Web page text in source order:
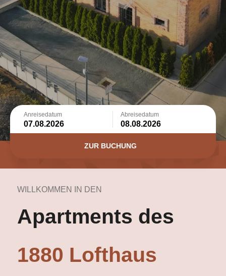
erholsamen Urlaub oder längeren Aufenthalt in Gera
benötigen!
Anreisedatum Abreisedatum
ZUR BUCHUNG
WILLKOMMEN IN DEN
Apartments des
1880 Lofthaus